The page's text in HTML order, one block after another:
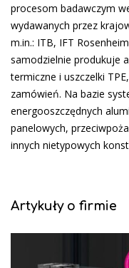
procesom badawczym
wydawanych przez
m.in.: ITB, IFT
samodzielnie produkuje
termiczne i uszczelki
zamówień. Na bazie
energooszczędnych
panelowych,
innych nietypowych
Artykuły o firmie